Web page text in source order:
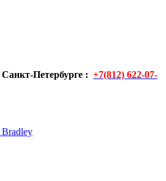
Петербурге : +7(812) 622-07-